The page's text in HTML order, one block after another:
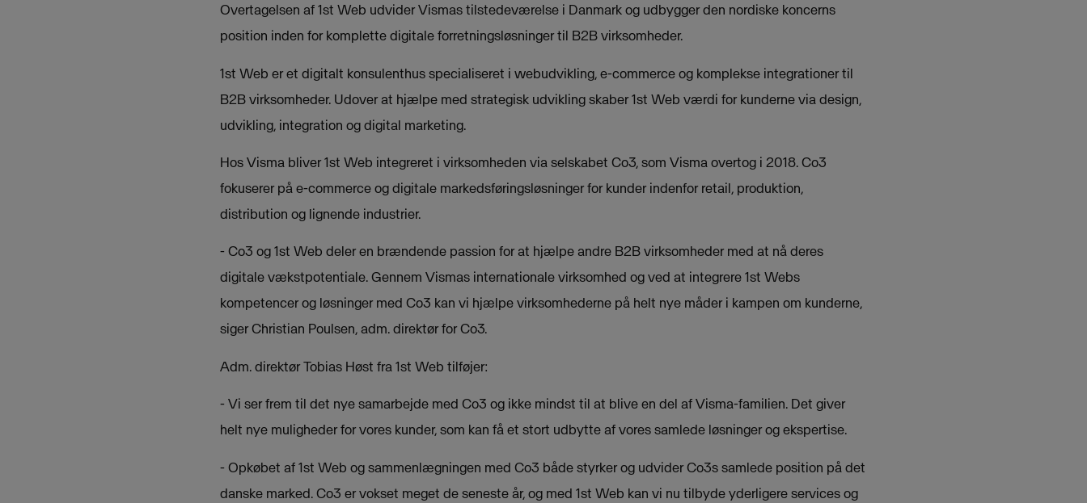
Overtagelsen af 1st Web udvider Vismas tilstedeværelse i Danmark og udbygger den nordiske koncerns
position inden for komplette digitale forretningsløsninger til B2B virksomheder.
1st Web er et digitalt konsulenthus specialiseret i webudvikling, e-commerce og komplekse integrationer til
B2B virksomheder. Udover at hjælpe med strategisk udvikling skaber 1st Web værdi for kunderne via design,
udvikling, integration og digital marketing.
Hos Visma bliver 1st Web integreret i virksomheden via selskabet Co3, som Visma overtog i 2018. Co3
fokuserer på e-commerce og digitale markedsføringsløsninger for kunder indenfor retail, produktion,
distribution og lignende industrier.
- Co3 og 1st Web deler en brændende passion for at hjælpe andre B2B virksomheder med at nå deres
digitale vækstpotentiale. Gennem Vismas internationale virksomhed og ved at integrere 1st Webs
kompetencer og løsninger med Co3 kan vi hjælpe virksomhederne på helt nye måder i kampen om kunderne,
siger Christian Poulsen, adm. direktør for Co3.
Adm. direktør Tobias Høst fra 1st Web tilføjer:
- Vi ser frem til det nye samarbejde med Co3 og ikke mindst til at blive en del af Visma-familien. Det giver
helt nye muligheder for vores kunder, som kan få et stort udbytte af vores samlede løsninger og ekspertise.
- Opkøbet af 1st Web og sammenlægningen med Co3 både styrker og udvider Co3s samlede position på det
danske marked. Co3 er vokset meget de seneste år, og med 1st Web kan vi nu tilbyde yderligere services og